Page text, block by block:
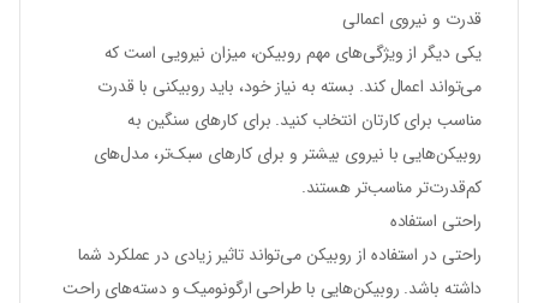
قدرت و نیروی اعمالی
یکی دیگر از ویژگی‌های مهم روبیکن، میزان نیرویی است که
می‌تواند اعمال کند. بسته به نیاز خود، باید روبیکنی با قدرت
مناسب برای کارتان انتخاب کنید. برای کارهای سنگین به
روبیکن‌هایی با نیروی بیشتر و برای کارهای سبک‌تر، مدل‌های
کم‌قدرت‌تر مناسب‌تر هستند.
راحتی استفاده
راحتی در استفاده از روبیکن می‌تواند تاثیر زیادی در عملکرد شما
داشته باشد. روبیکن‌هایی با طراحی ارگونومیک و دسته‌های راحت